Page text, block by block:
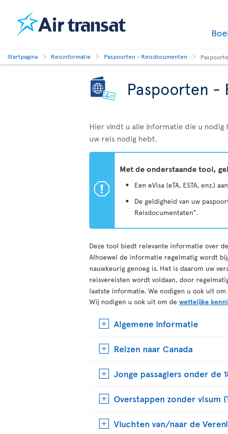
Startpagina Reisinformatie Paspoorten - Reisdocumenten
Paspoorten -
Hier vindt u alle informatie die u
uw reis nodig hebt.
ü
Met de onderstaande tool,
Een eVisa (eTA, ESTA, enz.)
De geldigheid van uw
Reisdocumentaten".
Deze tool biedt relevante informatie over
Alhoewel de informatie regelmatig wordt
nauwkeurig genoeg is. Het is daarom uw
reisvereisten wordt voldaan, door
laatste informatie. We nodigen u ook uit
Wij nodigen u ook uit om de wettelijke
Algemene informatie
Reizen naar Canada
Jonge passagiers onder de
Overstappen zonder visum
Vluchten van/naar de